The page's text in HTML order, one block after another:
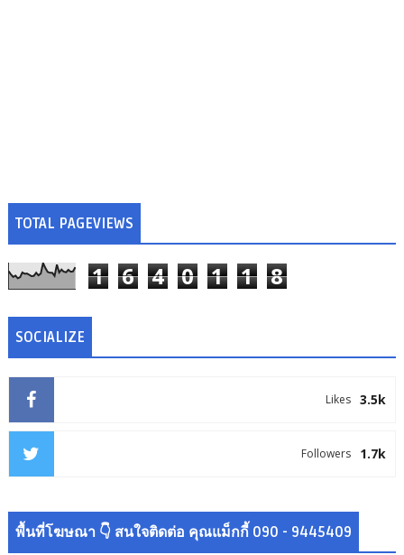
TOTAL PAGEVIEWS
1 6 4 0 1 1 8
SOCIALIZE
3.5k
Likes
1.7k
Followers
พื้นที่โฆษณา 👇 สนใจติดต่อ คุณแม็กกี้ 090 - 9445409